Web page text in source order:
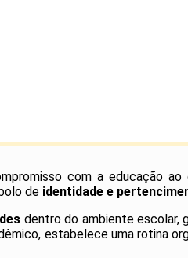
com a educação
de identidade e
dentro do ambiente escolar,
estabelece uma rotina